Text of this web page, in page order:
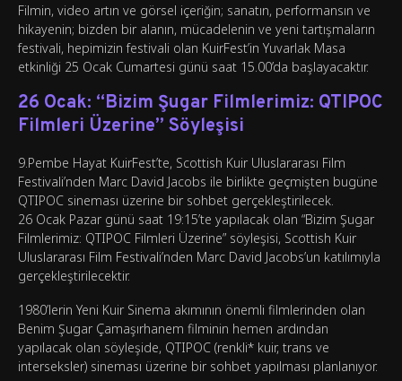
Filmin, video artın ve görsel içeriğin; sanatın, performansın ve
hikayenin; bizden bir alanın, mücadelenin ve yeni tartışmaların
festivali, hepimizin festivali olan KuirFest’in Yuvarlak Masa
etkinliği 25 Ocak Cumartesi günü saat 15.00’da başlayacaktır.
26 Ocak: “Bizim Şugar Filmlerimiz: QTIPOC
Filmleri Üzerine” Söyleşisi
9.Pembe Hayat KuirFest’te, Scottish Kuir Uluslararası Film
Festivali’nden Marc David Jacobs ile birlikte geçmişten bugüne
QTIPOC sineması üzerine bir sohbet gerçekleştirilecek.
26 Ocak Pazar günü saat 19:15’te yapılacak olan “Bizim Şugar
Filmlerimiz: QTIPOC Filmleri Üzerine” söyleşisi, Scottish Kuir
Uluslararası Film Festivali’nden Marc David Jacobs’un katılımıyla
gerçekleştirilecektir.
1980’lerin Yeni Kuir Sinema akımının önemli filmlerinden olan
Benim Şugar Çamaşırhanem filminin hemen ardından
yapılacak olan söyleşide, QTIPOC (renkli* kuir, trans ve
interseksler) sineması üzerine bir sohbet yapılması planlanıyor.